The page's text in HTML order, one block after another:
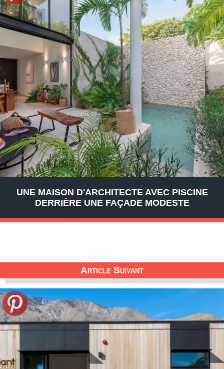
UNE MAISON D'ARCHITECTE AVEC PISCINE
DERRIÈRE UNE FAÇADE MODESTE
Article Suivant